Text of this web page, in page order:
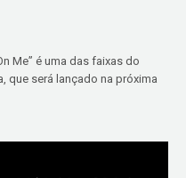
Me” é uma das faixas do
que será lançado na próxima